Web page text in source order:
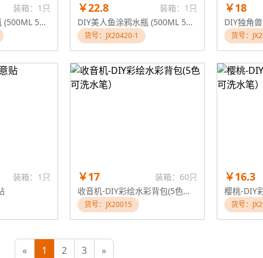
装箱：1只
DIY美人鱼涂鸦水瓶 (500ML 5色水彩笔)
￥22.8
装箱：1只
DIY美人鱼涂鸦水瓶 (500ML 5色水彩笔)
货号：JX20420-1
￥18
货号：
装箱：1只
￥17
装箱：60只
收音机-DIY彩绘水彩背包(5色可洗水笔）
货号：JX20015
￥16.3
货号：
« 1 2 3 »